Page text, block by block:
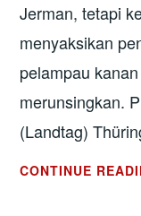
Jerman, tetapi
menyaksikan
pelampau
merunsingkan.
(Landtag)
CONTINUE